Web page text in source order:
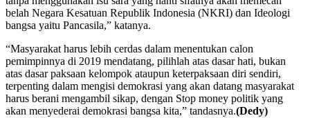
belah Negara Kesatuan Republik Indonesia (NKRI) dan Ideologi
bangsa yaitu Pancasila,” katanya.
“Masyarakat harus lebih cerdas dalam menentukan calon
pemimpinnya di 2019 mendatang, pilihlah atas dasar hati, bukan
atas dasar paksaan kelompok ataupun keterpaksaan diri sendiri,
terpenting dalam mengisi demokrasi yang akan datang masyarakat
harus berani mengambil sikap, dengan Stop money politik yang
akan menyederai demokrasi bangsa kita,” tandasnya.(Dedy)